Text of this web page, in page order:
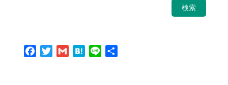
検索
Facebook
TwitterGmail Hatena
Line